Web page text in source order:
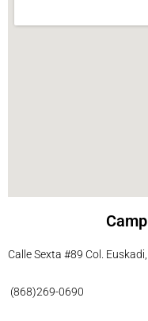
Calle Sexta #89 Col.
(868)269-0690